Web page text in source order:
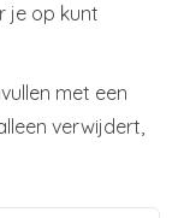
je op kunt
met een
verwijdert,